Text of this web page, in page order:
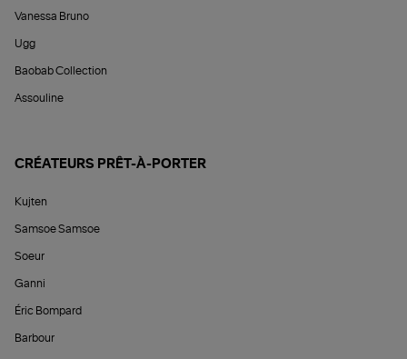
Vanessa Bruno
Ugg
Baobab Collection
Assouline
CRÉATEURS PRÊT-À-PORTER
Kujten
Samsoe Samsoe
Soeur
Ganni
Éric Bompard
Barbour